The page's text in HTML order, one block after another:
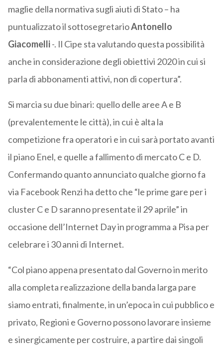
maglie della normativa sugli aiuti di Stato – ha
puntualizzato il sottosegretarioAntonello
Giacomelli-. Il Cipe sta valutando questa possibilità
anche in considerazione degli obiettivi 2020 in cui si
parla di abbonamenti attivi, non di copertura”.
Si marcia su due binari: quello delle aree A e B
(prevalentemente le città), in cui è alta la
competizione fra operatori e in cui sarà portato avanti
il piano Enel, e quelle a fallimento di mercato C e D.
Confermando quanto annunciato qualche giorno fa
via Facebook Renzi ha detto che “le prime gare per i
cluster C e D saranno presentate il 29 aprile” in
occasione dell’Internet Day in programma a Pisa per
celebrare i 30 anni di Internet.
“Col piano appena presentato dal Governo in merito
alla completa realizzazione della banda larga pare
siamo entrati, finalmente, in un’epoca in cui pubblico e
privato, Regioni e Governo possono lavorare insieme
e sinergicamente per costruire, a partire dai singoli